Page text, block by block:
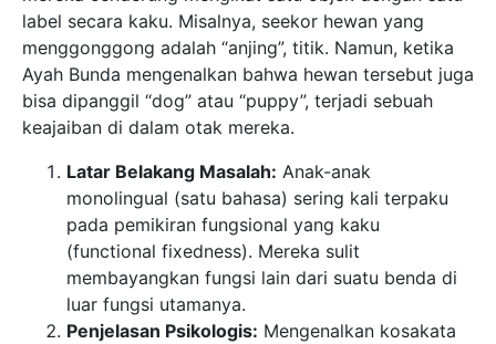
label secara kaku. Misalnya, seekor hewan yang
menggonggong adalah “anjing”, titik. Namun, ketika
Ayah Bunda mengenalkan bahwa hewan tersebut juga
bisa dipanggil “dog” atau “puppy”, terjadi sebuah
keajaiban di dalam otak mereka.
Latar Belakang Masalah: Anak-anak
monolingual (satu bahasa) sering kali terpaku
pada pemikiran fungsional yang kaku
(functional fixedness). Mereka sulit
membayangkan fungsi lain dari suatu benda di
luar fungsi utamanya.
Penjelasan Psikologis: Mengenalkan kosakata